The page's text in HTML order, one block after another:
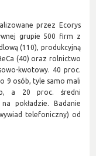
przez Ecorys
grupie 500 firm z
(110), produkcyjną
(40) oraz rolnictwo
kwotowy. 40 proc.
9 osób, tyle samo mali
a 20 proc. średni
pokładzie. Badanie
telefoniczny) od